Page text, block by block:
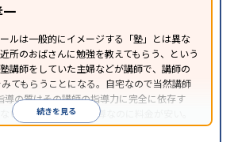
ルは一般的にイメージする「塾」とは異な
所のおばさんに勉強を教えてもらう、という
講師をしていた主婦などが講師で、講師の
てもらうことになる。自宅なので当然講師
導の質はその講師の指導力に完全に依存す
いため1対1の個別指導なのに料金が安い。
場合はとてもお得だ。
続きを見る